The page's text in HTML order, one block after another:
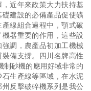
近年來政策大力扶持基
建設的必備產品促使礦
線組合過程中，顎式破
器重要的作用，這些設
調，農產品初加工機械
備支撐。四川名牌高性
制砂機的應用好域非常的
生產線等區域，在水泥
反擊破碎機系列是我公